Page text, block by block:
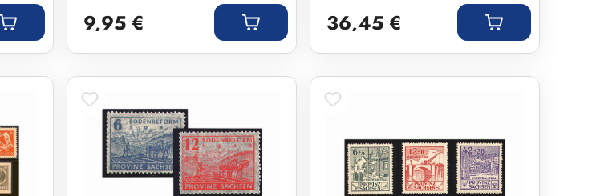
9,95 € 36,45 €